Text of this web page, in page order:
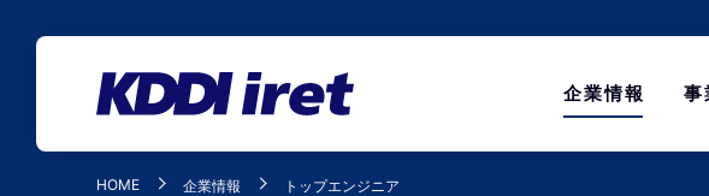
企業情報 事
HOME 企業情報 トップエンジニア